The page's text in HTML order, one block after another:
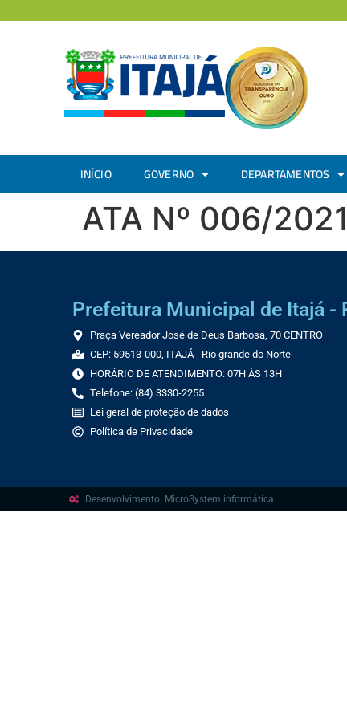
INÍCIO GOVERNO DEPARTAMENTOS
ATA Nº 006/2021
Prefeitura Municipal de Itajá -
Praça Vereador José de Deus Barbosa, 70 CENTRO
CEP: 59513-000, ITAJÁ - Rio grande do Norte
HORÁRIO DE ATENDIMENTO: 07H ÀS 13H
Telefone: (84) 3330-2255
Lei geral de proteção de dados
Política de Privacidade
Desenvolvimento: MicroSystem informática